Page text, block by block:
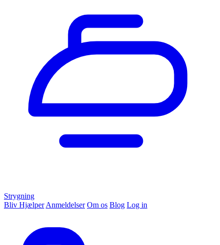
Strygning
Bliv Hjælper Anmeldelser Om os Blog Log in